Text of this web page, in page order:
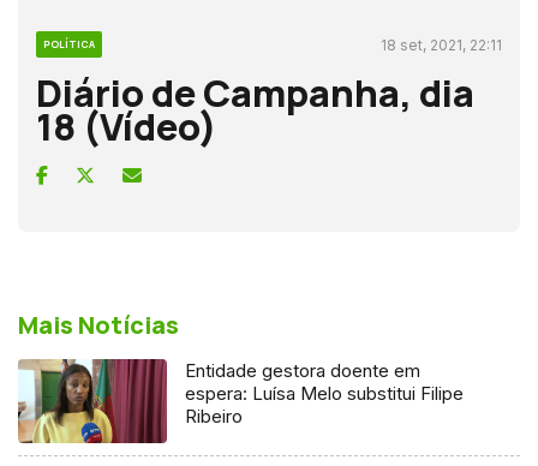
POLÍTICA 18 set, 2021, 22:11
Diário de Campanha, dia
18 (Vídeo)
Mais Notícias
Entidade gestora doente em
espera: Luísa Melo substitui Filipe
Ribeiro